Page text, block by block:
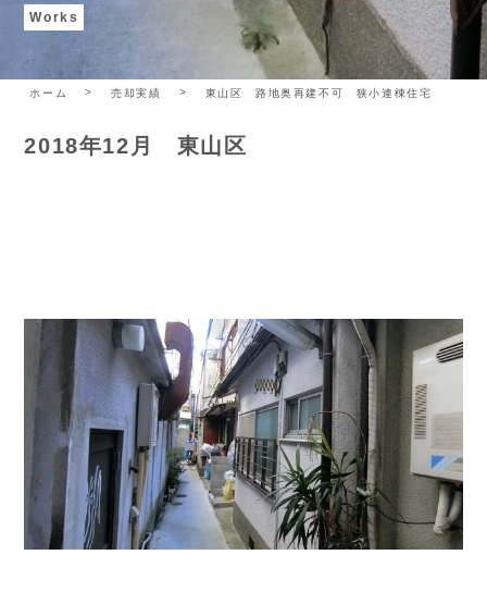
Works
ホーム 売却実績 東山区 路地奥再建不可 狭小連棟住宅
2018年12月 東山区